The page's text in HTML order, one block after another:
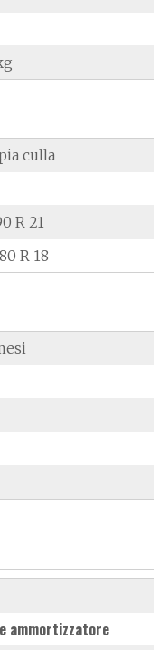
culla
R 21
R 18
ammortizzatore